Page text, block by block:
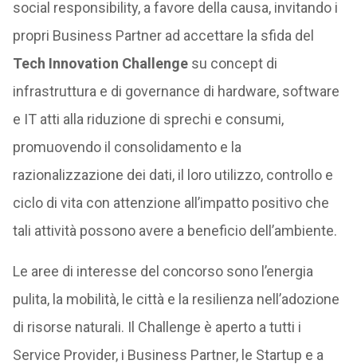
social responsibility, a favore della causa, invitando i
propri Business Partner ad accettare la sfida del
Tech Innovation Challengesu concept di
infrastruttura e di governance di hardware, software
e IT atti alla riduzione di sprechi e consumi,
promuovendo il consolidamento e la
razionalizzazione dei dati, il loro utilizzo, controllo e
ciclo di vita con attenzione all’impatto positivo che
tali attività possono avere a beneficio dell’ambiente.
Le aree di interesse del concorso sono l’energia
pulita, la mobilità, le città e la resilienza nell’adozione
di risorse naturali. Il Challenge è aperto a tutti i
Service Provider, i Business Partner, le Startup e a